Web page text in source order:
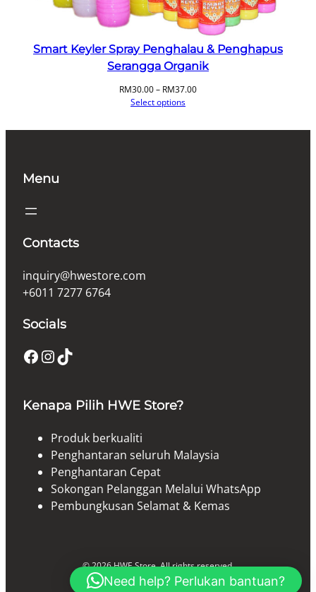
Smart Keyler Spray Penghalau & Penghapus
Serangga Organik
RM30.00– RM37.00Price
through
Select options
Menu
Contacts
inquiry@hwestore.com
+6011 7277 6764
Socials
Facebook InstagramTikTok
Kenapa Pilih HWE Store?
Produk berkualiti
Penghantaran seluruh Malaysia
Penghantaran Cepat
Sokongan Pelanggan Melalui WhatsApp
Pembungkusan Selamat & Kemas
© 2026 HWE Store. All rights reserved.
Need help? Perlukan bantuan?